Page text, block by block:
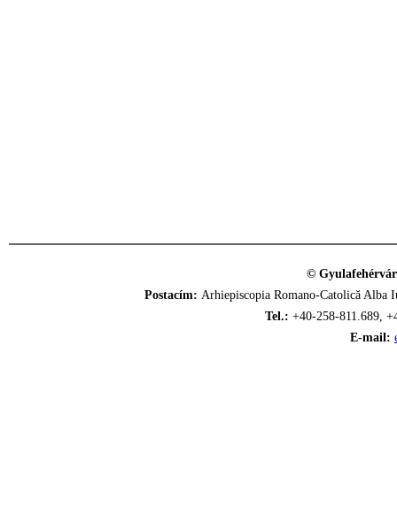
©
Postacím: Arhiepiscopia Romano-Catolică
Tel.: +40-258-811.689,
E-mail: